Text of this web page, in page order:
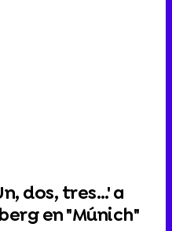
dos, tres…' a
en "Múnich"